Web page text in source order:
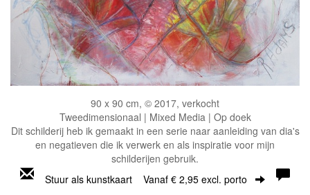
90 x 90 cm, © 2017, verkocht
Tweedimensionaal | Mixed Media | Op doek
Dit schilderij heb ik gemaakt in een serie naar aanleiding van dia's
en negatieven die ik verwerk en als inspiratie voor mijn
schilderijen gebruik.
Stuur als kunstkaart Vanaf € 2,95 excl. porto